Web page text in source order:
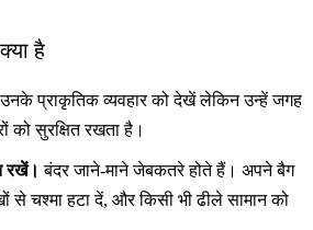
है
उनके प्राकृतिक व्यवहार को देखें लेकिन उन्हें जगह
सुरक्षित रखता है।
रखें। बंदर जाने-माने जेबकतरे होते हैं। अपने बैग
चश्मा हटा दें, और किसी भी ढीले सामान को